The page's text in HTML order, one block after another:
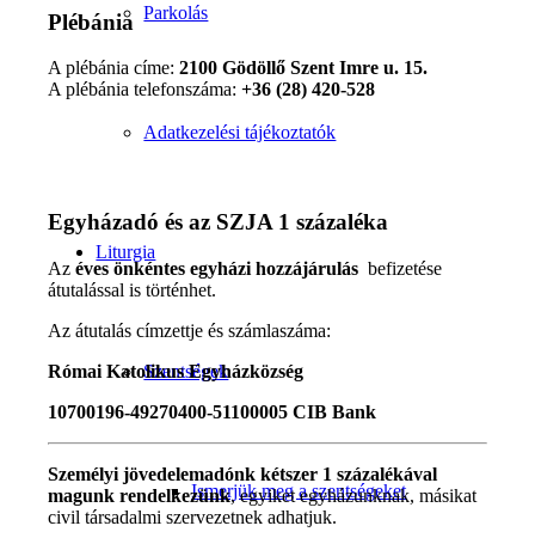
Parkolás
Adatkezelési tájékoztatók
Liturgia
Szentségek
Ismerjük meg a szentségeket
Plébánia
A plébánia címe:2100 Gödöllő Szent Imre u. 15.
A plébánia telefonszáma:+36 (28) 420-528
Egyházadó és az SZJA 1 százaléka
Azéves önkéntes egyházi hozzájárulás befizetése
átutalással is történhet.
Az átutalás címzettje és számlaszáma:
Római Katolikus Egyházközség
10700196-49270400-51100005 CIB Bank
Személyi jövedelemadónk kétszer 1 százalékával
magunk rendelkezünk, egyiket egyházunknak, másikat
civil társadalmi szervezetnek adhatjuk.